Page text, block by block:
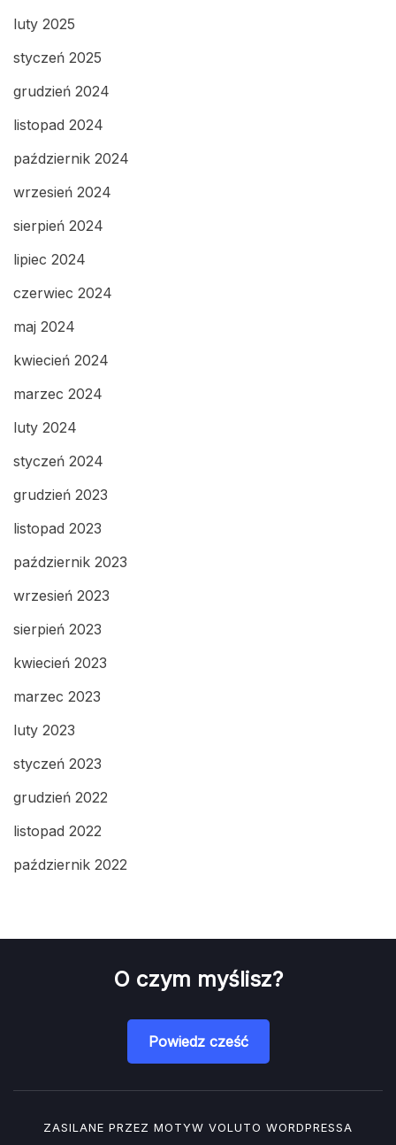
luty 2025
styczeń 2025
grudzień 2024
listopad 2024
październik 2024
wrzesień 2024
sierpień 2024
lipiec 2024
czerwiec 2024
maj 2024
kwiecień 2024
marzec 2024
luty 2024
styczeń 2024
grudzień 2023
listopad 2023
październik 2023
wrzesień 2023
sierpień 2023
kwiecień 2023
marzec 2023
luty 2023
styczeń 2023
grudzień 2022
listopad 2022
październik 2022
O czym myślisz?
Powiedz cześć
ZASILANE PRZEZ MOTYW VOLUTO WORDPRESSA